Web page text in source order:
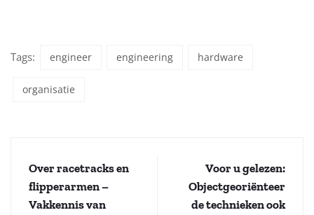
Tags: engineer engineering hardware
organisatie
Over racetracks en
flipperarmen –
Vakkennis van
Voor u gelezen:
Objectgeoriënteer
de technieken ook